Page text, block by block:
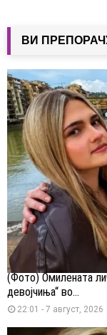
ВИ
(Фото) Омилената
девојчиња“ во...
22:01 - 7 август, 2026